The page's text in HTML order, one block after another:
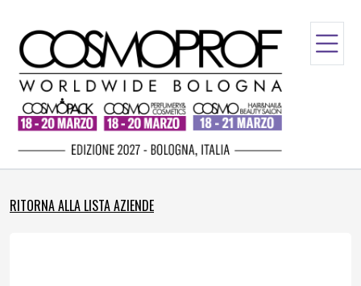
RITORNA ALLA LISTA AZIENDE